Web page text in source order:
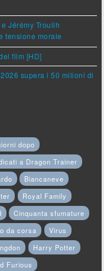
Jérémy Trouilh
tensione morale
film [HD]
supera i 50 milioni di
dopo
a Dragon Trainer
Biancaneve
Royal Family
Cinquanta sfumature
da corsa
Virus
Harry Potter
Furious